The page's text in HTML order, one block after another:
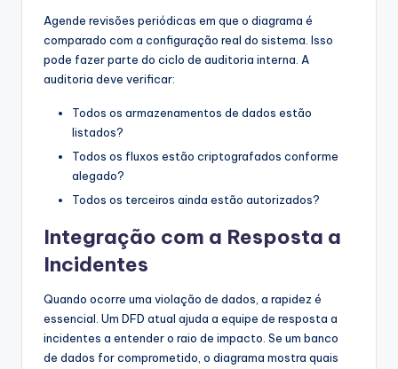
Agende revisões periódicas em que o diagrama é
comparado com a configuração real do sistema. Isso
pode fazer parte do ciclo de auditoria interna. A
auditoria deve verificar:
Todos os armazenamentos de dados estão
listados?
Todos os fluxos estão criptografados conforme
alegado?
Todos os terceiros ainda estão autorizados?
Integração com a Resposta a
Incidentes
Quando ocorre uma violação de dados, a rapidez é
essencial. Um DFD atual ajuda a equipe de resposta a
incidentes a entender o raio de impacto. Se um banco
de dados for comprometido, o diagrama mostra quais